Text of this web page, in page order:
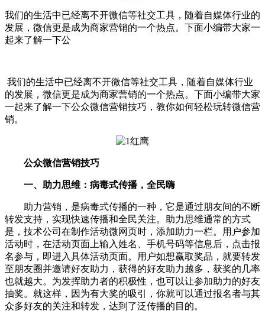
我们的生活中已经离不开微信等社交工具，随着自媒体行业的
发展，微信更是成为商家营销的一个热点。下面小编带大家一
起来了解一下公
我们的生活中已经离不开微信等社交工具，随着自媒体行业
的发展，微信更是成为商家营销的一个热点。下面小编带大家
一起来了解一下公众微信营销技巧，教你如何轻松玩转微信营
销。
公众微信营销技巧
一、助力思维：病毒式传播，全民嗨
助力营销，是病毒式传播的一种，它是通过朋友间的不断
转发支持，实现快速传播和全民关注。助力思维通常的方式
是，技术公司在制作活动微网页时，添加助力一栏。用户参加
活动时，在活动页面上输入姓名、手机号码等信息后，点击报
名参与，即进入具体活动页面。用户如想赢取奖品，就要转发
至朋友圈并邀请好友助力，获得的好友助力越多，获奖的几率
也就越大。为发挥助力者的积极性，也可以让参加助力的好友
抽奖。就这样，因为有大奖的吸引，你就可以通过报名者与其
众多好友的关注和转发，达到了泛传播的目的。